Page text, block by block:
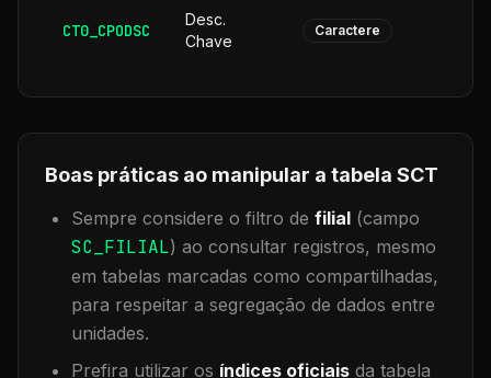
CT0_CPODSC
Desc.
Chave
Caractere
Boas práticas ao manipular a tabela SCT
Sempre considere o filtro de filial (campo
SC_FILIAL) ao consultar registros, mesmo
em tabelas marcadas como compartilhadas,
para respeitar a segregação de dados entre
unidades.
Prefira utilizar os índices oficiais da tabela